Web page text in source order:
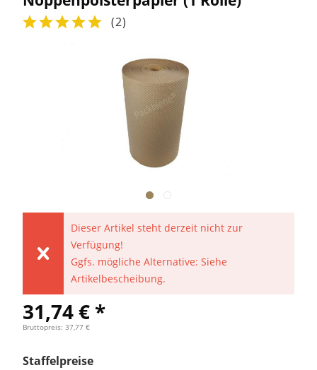
(2)
Dieser Artikel steht derzeit nicht zur
Verfügung!
Ggfs. mögliche Alternative: Siehe
Artikelbescheibung.
31,74 € *
Bruttopreis: 37,77 €
Staffelpreise